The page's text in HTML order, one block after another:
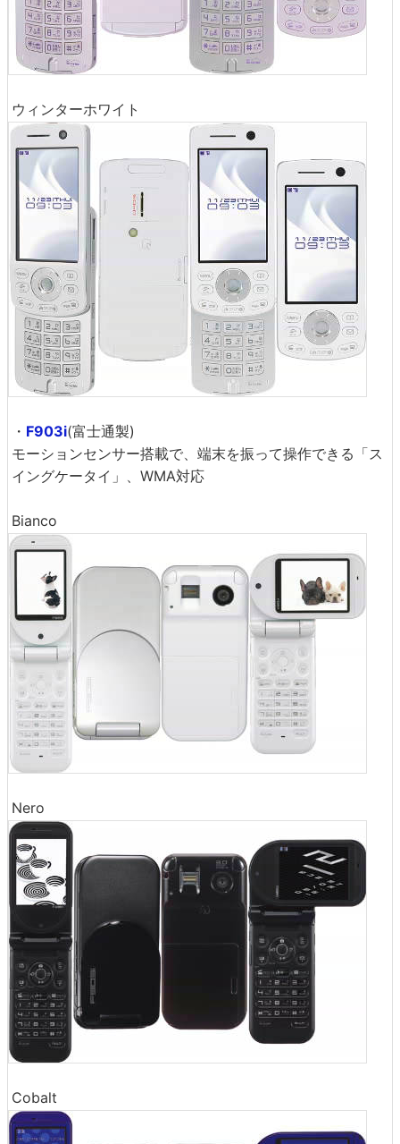
ウィンターホワイト
・ F903i(富士通製)
モーションセンサー搭載で、端末を振って操作できる「ス
イングケータイ」、WMA対応
Bianco
Nero
Cobalt